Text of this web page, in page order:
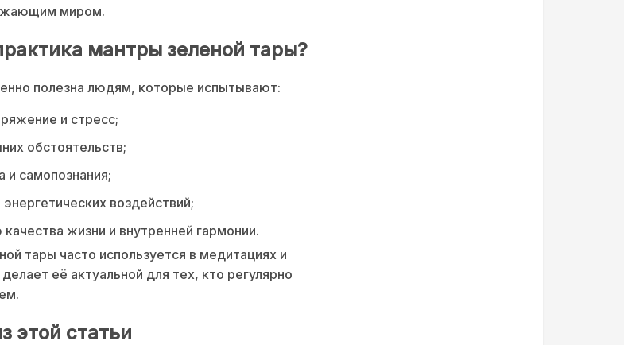
миром.
мантры зеленой тары?
полезна людям, которые испытывают:
и стресс;
обстоятельств;
и самопознания;
воздействий;
жизни и внутренней гармонии.
тары часто используется в медитациях и
её актуальной для тех, кто регулярно
этой статьи